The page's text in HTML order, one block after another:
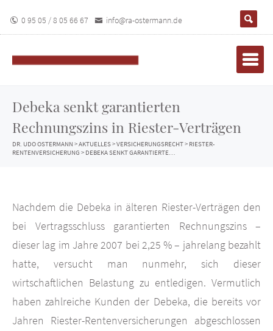
0 95 05 / 8 05 66 67 info@ra-ostermann.de
Debeka senkt garantierten
Rechnungszins in Riester-Verträgen
DR. UDO OSTERMANN >AKTUELLES>VERSICHERUNGSRECHT> RIESTER-
RENTENVERSICHERUNG >
Nachdem die Debeka in älteren Riester-Verträgen den
bei Vertragsschluss garantierten Rechnungszins –
dieser lag im Jahre 2007 bei 2,25 % – jahrelang bezahlt
hatte, versucht man nunmehr, sich dieser
wirtschaftlichen Belastung zu entledigen. Vermutlich
haben zahlreiche Kunden der Debeka, die bereits vor
Jahren Riester-Rentenversicherungen abgeschlossen